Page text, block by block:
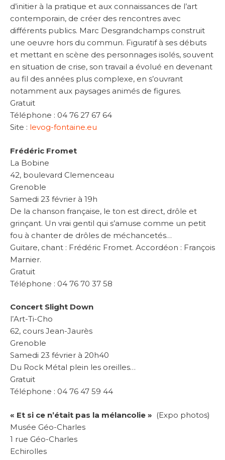
d’initier à la pratique et aux connaissances de l’art
contemporain, de créer des rencontres avec
différents publics. Marc Desgrandchamps construit
une oeuvre hors du commun. Figuratif à ses débuts
et mettant en scène des personnages isolés, souvent
en situation de crise, son travail a évolué en devenant
au fil des années plus complexe, en s’ouvrant
notamment aux paysages animés de figures.
Gratuit
Téléphone : 04 76 27 67 64
Site : levog-fontaine.eu
Frédéric Fromet
La Bobine
42, boulevard Clemenceau
Grenoble
Samedi 23 février à 19h
De la chanson française, le ton est direct, drôle et
grinçant. Un vrai gentil qui s’amuse comme un petit
fou à chanter de drôles de méchancetés…
Guitare, chant : Frédéric Fromet. Accordéon : François
Marnier.
Gratuit
Téléphone : 04 76 70 37 58
Concert Slight Down
l’Art-Ti-Cho
62, cours Jean-Jaurès
Grenoble
Samedi 23 février à 20h40
Du Rock Métal plein les oreilles…
Gratuit
Téléphone : 04 76 47 59 44
« Et si ce n’était pas la mélancolie » (Expo photos)
Musée Géo-Charles
1 rue Géo-Charles
Echirolles